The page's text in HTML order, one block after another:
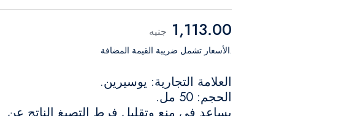
1,113.00 جنيه
.الأسعار تشمل ضريبة القيمة المضافة
العلامة التجارية: يوسيرين.
الحجم: 50 مل.